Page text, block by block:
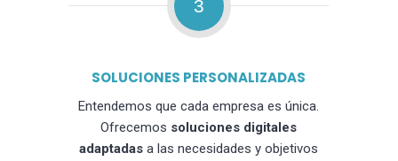
3
SOLUCIONES PERSONALIZADAS
Entendemos que cada empresa es única.
Ofrecemos soluciones digitales
adaptadas a las necesidades y objetivos